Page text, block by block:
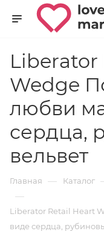
Liberator
Wedge
любви
сердца,
вельвет
Главная — Каталог
—
Liberator Retail Heart
виде сердца,